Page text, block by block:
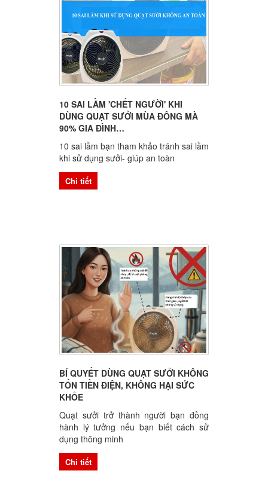
10 SAI LẦM 'CHẾT NGƯỜI' KHI
DÙNG QUẠT SƯỞI MÙA ĐÔNG MÀ
90% GIA ĐÌNH…
10 sai lầm bạn tham khảo tránh sai lầm
khi sử dụng sưởi- giúp an toàn
Chi tiết
BÍ QUYẾT DÙNG QUẠT SƯỞI KHÔNG
TỐN TIỀN ĐIỆN, KHÔNG HẠI SỨC
KHỎE
Quạt sưởi trở thành người bạn đồng
hành lý tưởng nếu bạn biết cách sử
dụng thông minh
Chi tiết